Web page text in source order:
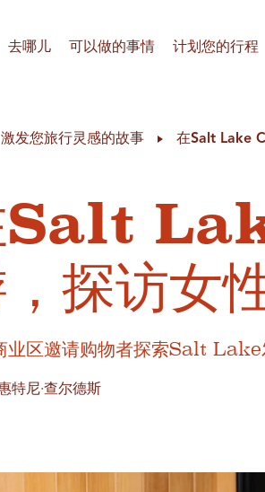
去哪儿 可以做的事情 计划您的行程
激发您旅行灵感的故事 在Salt Lake
Salt
探访女
业区邀请购物者探索Salt Lake
特尼·查尔德斯